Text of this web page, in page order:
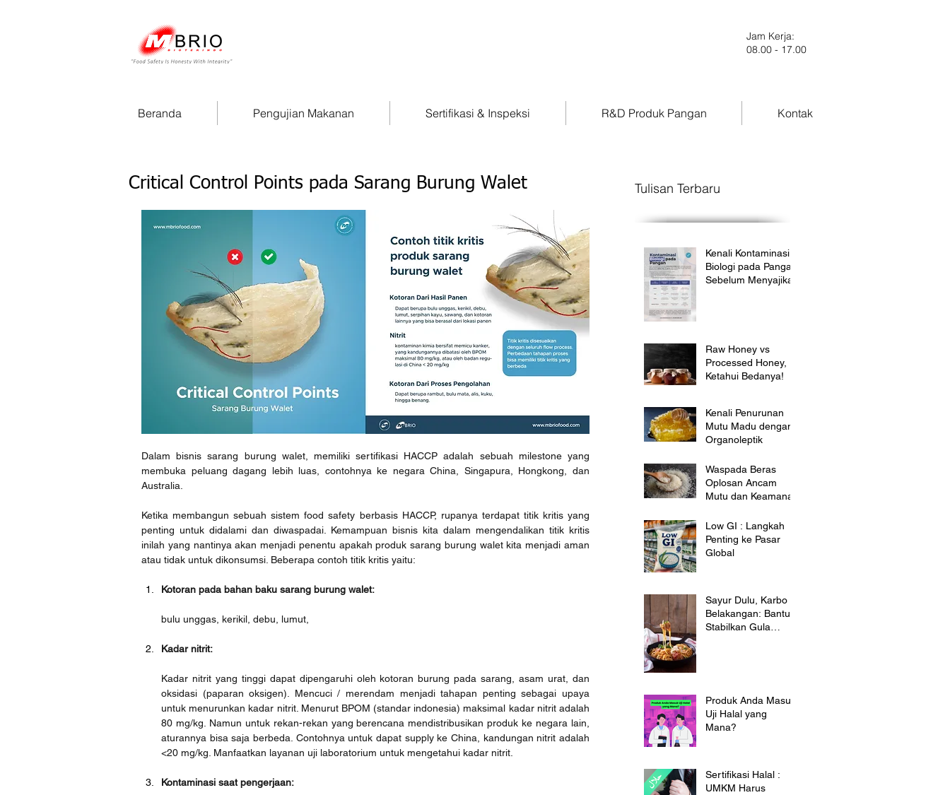
Jam Kerja:
08.00 - 17.00
Beranda Pengujian Makanan Sertifikasi & Inspeksi R&D Produk Pangan Kontak
Critical Control Points pada Sarang Burung Walet
Dalam bisnis sarang burung walet, memiliki sertifikasi HACCP adalah sebuah milestone yang
membuka peluang dagang lebih luas, contohnya ke negara China, Singapura, Hongkong, dan
Australia.
Ketika membangun sebuah sistem food safety berbasis HACCP, rupanya terdapat titik kritis yang
penting untuk didalami dan diwaspadai. Kemampuan bisnis kita dalam mengendalikan titik kritis
inilah yang nantinya akan menjadi penentu apakah produk sarang burung walet kita menjadi aman
atau tidak untuk dikonsumsi. Beberapa contoh titik kritis yaitu:
Kotoran pada bahan baku sarang burung walet:
bulu unggas, kerikil, debu, lumut,
Kadar nitrit:
Kadar nitrit yang tinggi dapat dipengaruhi oleh kotoran burung pada sarang, asam urat, dan
oksidasi (paparan oksigen). Mencuci / merendam menjadi tahapan penting sebagai upaya
untuk menurunkan kadar nitrit. Menurut BPOM (standar indonesia) maksimal kadar nitrit adalah
80 mg/kg. Namun untuk rekan-rekan yang berencana mendistribusikan produk ke negara lain,
aturannya bisa saja berbeda. Contohnya untuk dapat supply ke China, kandungan nitrit adalah
<20 mg/kg. Manfaatkan layanan uji laboratorium untuk mengetahui kadar nitrit.
Kontaminasi saat pengerjaan:
Tulisan Terbaru
Kenali Kontaminasi
Biologi pada Pangan
Sebelum Menyajikan
Raw Honey vs
Processed Honey,
Ketahui Bedanya!
Kenali Penurunan
Mutu Madu dengan
Organoleptik
Waspada Beras
Oplosan Ancam
Mutu dan Keamanan
Low GI : Langkah
Penting ke Pasar
Global
Sayur Dulu, Karbo
Belakangan: Bantu
Stabilkan Gula
Produk Anda Masuk
Uji Halal yang
Mana?
Sertifikasi Halal :
UMKM Harus